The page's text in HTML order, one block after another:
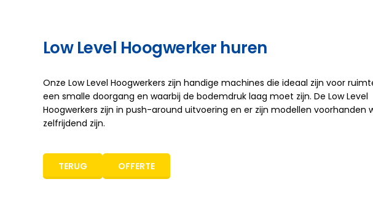
& Klimaat
& Tuin-park
Reiniging & Diversen
Low level hoogwerkers
Knikarm hoogwerkers
Bekijk het aanbod >
Aanhanger
Bekijk het aanbod
Low Level Hoogwerker huren
Onze Low Level Hoogwerkers zijn handige machines die ideaal zijn voor
een smalle doorgang en waarbij de bodemdruk laag moet zijn. De Low Level
Hoogwerkers zijn in push-around uitvoering en er zijn modellen voorhanden
zelfrijdend zijn.
TERUG OFFERTE